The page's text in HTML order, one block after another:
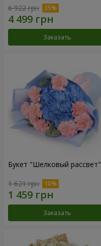
6 922 грн
Заказать
Букет "Шелковый рассвет"
1 621 грн
Заказать